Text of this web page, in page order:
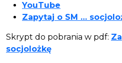
YouTube
Zapytaj o SM …
Skrypt do pobrania w pdf:
socjolożkę